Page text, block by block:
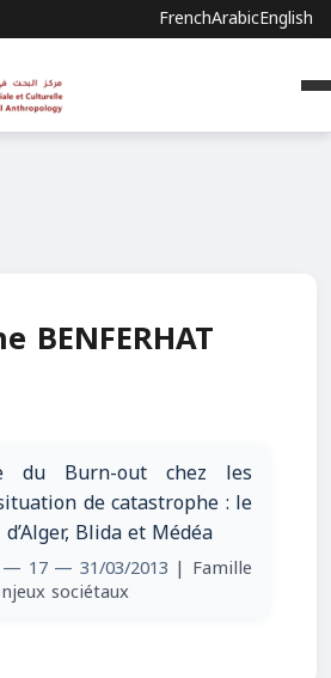
FrenchArabicEnglish
BENFERHAT
du Burn-out chez les
de catastrophe : le
Blida et Médéa
— 17 — 31/03/2013 | Famille
sociétaux